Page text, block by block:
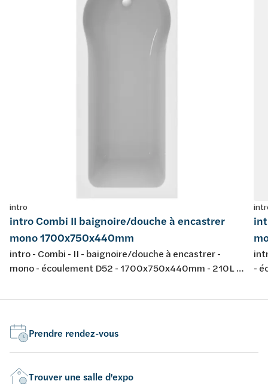
intro
intro Combi II baignoire/douche à encastrer
mono 1700x750x440mm
intro - Combi - II - baignoire/douche à encastrer -
mono - écoulement D52 - 1700x750x440mm - 210L -
conforme aux normes européennes EN 198 , EN 232 &
-
Prendre rendez-vous
Trouver une salle d'expo